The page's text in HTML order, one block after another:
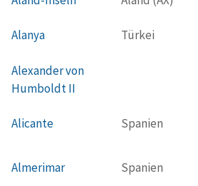
Alanya Türkei
Alexander von
Humboldt II
Alicante Spanien
Almerimar Spanien